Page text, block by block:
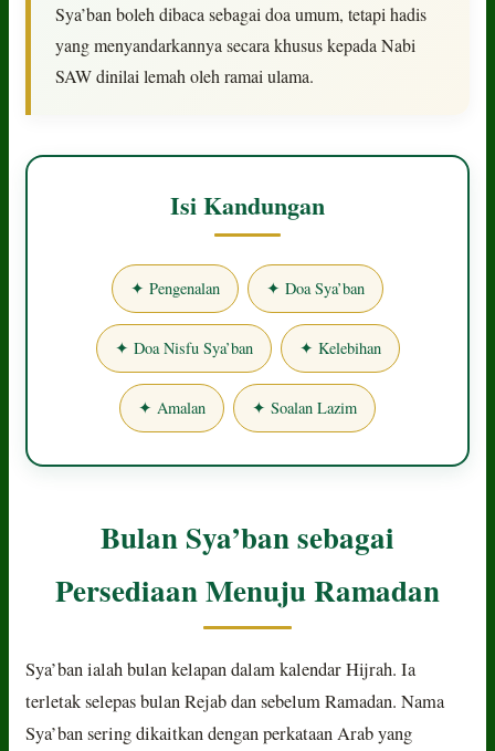
Sya’ban boleh dibaca sebagai doa umum, tetapi hadis
yang menyandarkannya secara khusus kepada Nabi
SAW dinilai lemah oleh ramai ulama.
Isi Kandungan
✦ Pengenalan ✦ Doa Sya’ban
✦ Doa Nisfu Sya’ban ✦ Kelebihan
✦ Amalan ✦ Soalan Lazim
Bulan Sya’ban sebagai
Persediaan Menuju Ramadan
Sya’ban ialah bulan kelapan dalam kalendar Hijrah. Ia
terletak selepas bulan Rejab dan sebelum Ramadan. Nama
Sya’ban sering dikaitkan dengan perkataan Arab yang